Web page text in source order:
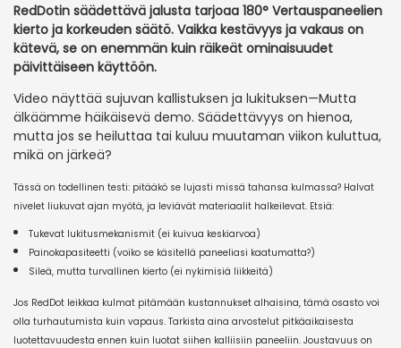
RedDotin säädettävä jalusta tarjoaa 180° Vertauspaneelien
kierto ja korkeuden säätö. Vaikka kestävyys ja vakaus on
kätevä, se on enemmän kuin räikeät ominaisuudet
päivittäiseen käyttöön.
Video näyttää sujuvan kallistuksen ja lukituksen—Mutta
älkäämme häikäisevä demo. Säädettävyys on hienoa,
mutta jos se heiluttaa tai kuluu muutaman viikon kuluttua,
mikä on järkeä?
Tässä on todellinen testi: pitääkö se lujasti missä tahansa kulmassa? Halvat
nivelet liukuvat ajan myötä, ja leviävät materiaalit halkeilevat. Etsiä:
Tukevat lukitusmekanismit (ei kuivua keskiarvoa)
Painokapasiteetti (voiko se käsitellä paneeliasi kaatumatta?)
Sileä, mutta turvallinen kierto (ei nykimisiä liikkeitä)
Jos RedDot leikkaa kulmat pitämään kustannukset alhaisina, tämä osasto voi
olla turhautumista kuin vapaus. Tarkista aina arvostelut pitkäaikaisesta
luotettavuudesta ennen kuin luotat siihen kalliisiin paneeliin. Joustavuus on